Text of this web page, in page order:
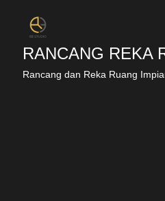
RANCANG REKA
Rancang dan Reka Ruang